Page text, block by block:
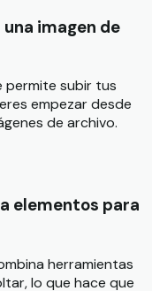
imagen de
permite subir tus
empezar desde
de archivo.
elementos para
herramientas
lo que hace que